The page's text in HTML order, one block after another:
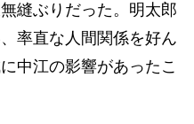
縫ぶりだった。明太郎
率直な人間関係を好ん
中江の影響があったこ